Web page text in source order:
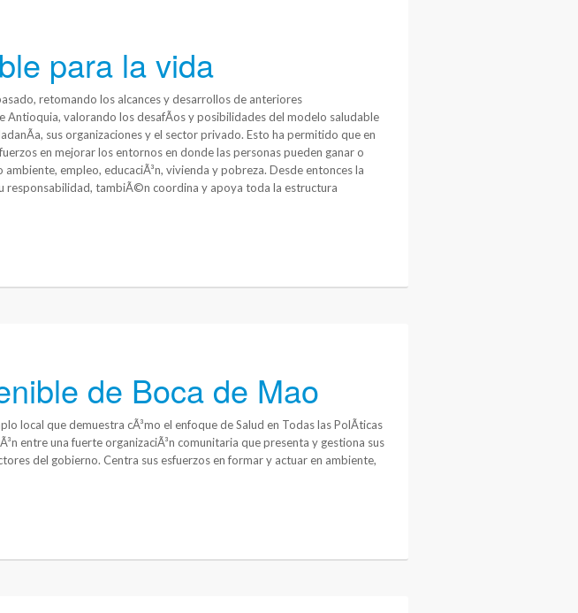
para la vida
retomando los alcances y desarrollos de anteriores
Antioquia, valorando los desafÃ­os y posibilidades del modelo saludable
sus organizaciones y el sector privado. Esto ha permitido que en
en mejorar los entornos en donde las personas pueden ganar o
empleo, educaciÃ³n, vivienda y pobreza. Desde entonces la
responsabilidad, tambiÃ©n coordina y apoya toda la estructura
de Boca de Mao
local que demuestra cÃ³mo el enfoque de Salud en Todas las PolÃ­ticas
entre una fuerte organizaciÃ³n comunitaria que presenta y gestiona sus
del gobierno. Centra sus esfuerzos en formar y actuar en ambiente,